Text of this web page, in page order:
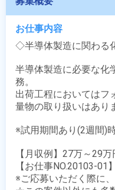
お仕事内容
◇半導体製造に関わる
半導体製造に必要な化
務。
出荷工程においてはフ
量物の取り扱いはあり
※試用期間あり(2週間)
【月収例】27万～29万
【お仕事NO.20103-01】
※ご応募いただく際に